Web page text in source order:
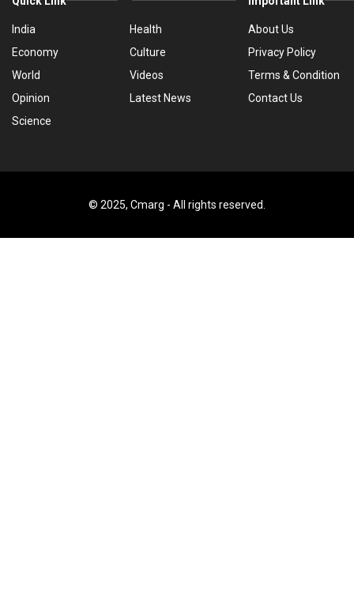
India
Economy
World
Opinion
Science
Health
Culture
Videos
Latest News
About Us
Privacy Policy
Terms & Condition
Contact Us
© 2025, Cmarg - All rights reserved.